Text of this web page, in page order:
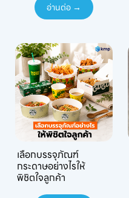
อ่านต่อ →
เลือกบรรจุภัณฑ์
กระดาษอย่างไรให้
พิชิตใจลูกค้า